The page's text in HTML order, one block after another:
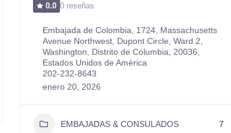
0.0 0 reseñas
Embajada de Colombia, 1724, Massachusetts
Avenue Northwest, Dupont Circle, Ward 2,
Washington, Distrito de Columbia, 20036,
Estados Unidos de América
202-232-8643
enero 20, 2026
EMBAJADAS & CONSULADOS 7